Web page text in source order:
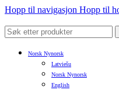
Hopp til navigasjon Hopp til
Norsk Nynorsk
Latviešu
Norsk Nynorsk
English